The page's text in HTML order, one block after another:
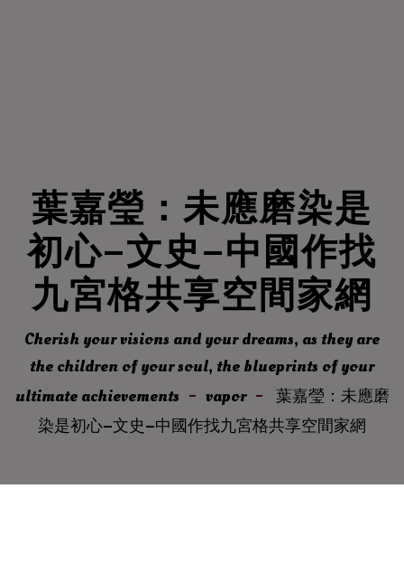
葉嘉瑩：未應磨染是
初心–文史–中國作找
九宮格共享空間家網
Cherish your visions and your dreams, as they are
the children of your soul, the blueprints of your
ultimate achievements
vapor
葉嘉瑩：未應磨
染是初心–文史–中國作找九宮格共享空間家網